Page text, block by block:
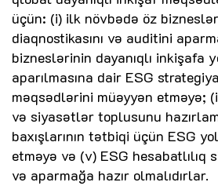
üçün: (i) ilk növbədə öz
diaqnostikasını və auditini
bizneslərinin dayanıqlı inkişafa
aparılmasına dair ESG
məqsədlərini müəyyən etməyə;
və siyasətlər toplusunu
baxışlarının tətbiqi üçün ESG
etməyə və (v) ESG hesabatlılıq
və aparmağa hazır olmalıdırlar.